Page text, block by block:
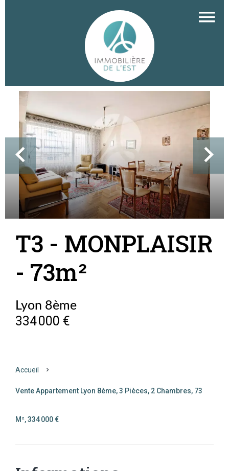
T3 - MONPLAISIR
- 73m²
Lyon 8ème
334 000 €
Accueil
Vente Appartement Lyon 8ème, 3 Pièces, 2 Chambres, 73
M², 334 000 €